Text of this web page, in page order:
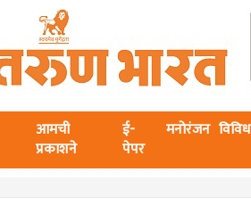
आमची
प्रकाशने
ई-
पेपर
मनोरंजन विविध